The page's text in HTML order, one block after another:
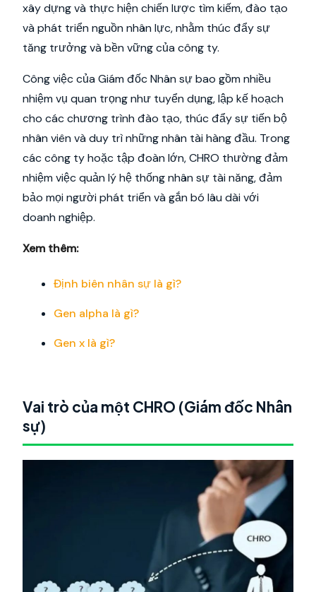
xây dựng và thực hiện chiến lược tìm kiếm, đào tạo
và phát triển nguồn nhân lực, nhằm thúc đẩy sự
tăng trưởng và bền vững của công ty.
Công việc của Giám đốc Nhân sự bao gồm nhiều
nhiệm vụ quan trọng như tuyển dụng, lập kế hoạch
cho các chương trình đào tạo, thúc đẩy sự tiến bộ
nhân viên và duy trì những nhân tài hàng đầu. Trong
các công ty hoặc tập đoàn lớn, CHRO thường đảm
nhiệm việc quản lý hệ thống nhân sự tài năng, đảm
bảo mọi người phát triển và gắn bó lâu dài với
doanh nghiệp.
Xem thêm:
Định biên nhân sự là gì?
Gen alpha là gì?
Gen x là gì?
Vai trò của một CHRO (Giám đốc Nhân
sự)